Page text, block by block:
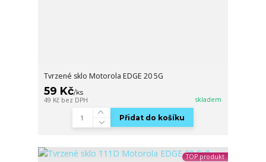
Tvrzené sklo Motorola EDGE 20 5G
59 Kč/ks
49 Kč bez DPH skladem
Přidat do košíku
TOP produkt